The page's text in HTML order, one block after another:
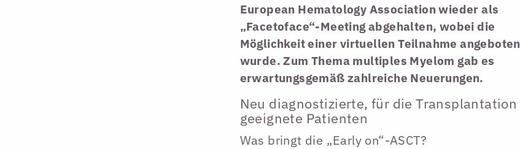
European Hematology Association wieder als
„Facetoface“-Meeting abgehalten, wobei die
Möglichkeit einer virtuellen Teilnahme angeboten
wurde. Zum Thema multiples Myelom gab es
erwartungsgemäß zahlreiche Neuerungen.
Neu diagnostizierte, für die Transplantation
geeignete Patienten
Was bringt die „Early on“-ASCT?